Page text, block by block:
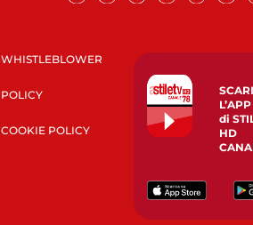
WHISTLEBLOWER
POLICY
COOKIE POLICY
L’APP
di
HD